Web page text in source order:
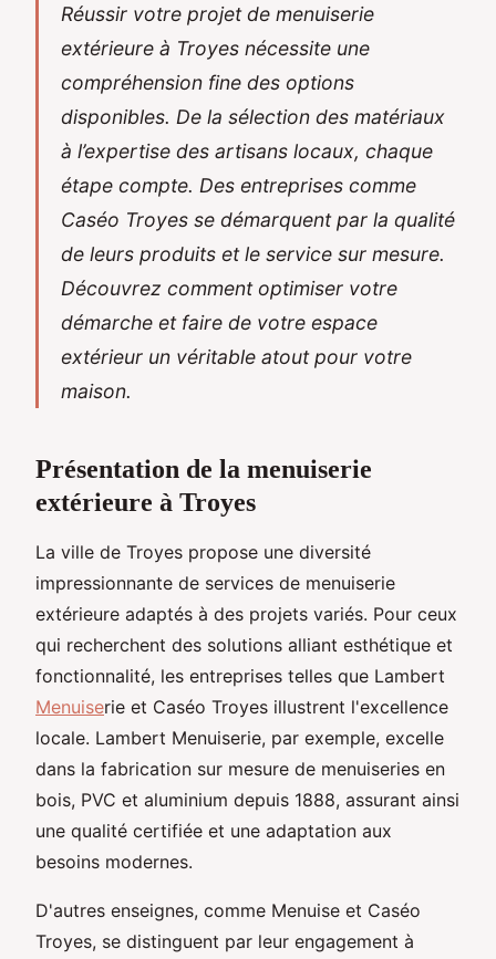
Réussir votre projet de menuiserie
extérieure à Troyes nécessite une
compréhension fine des options
disponibles. De la sélection des matériaux
à l’expertise des artisans locaux, chaque
étape compte. Des entreprises comme
Caséo Troyes se démarquent par la qualité
de leurs produits et le service sur mesure.
Découvrez comment optimiser votre
démarche et faire de votre espace
extérieur un véritable atout pour votre
maison.
Présentation de la menuiserie
extérieure à Troyes
La ville de Troyes propose une diversité
impressionnante de services de menuiserie
extérieure adaptés à des projets variés. Pour ceux
qui recherchent des solutions alliant esthétique et
fonctionnalité, les entreprises telles que Lambert
Menuiserie et Caséo Troyes illustrent l'excellence
locale. Lambert Menuiserie, par exemple, excelle
dans la fabrication sur mesure de menuiseries en
bois, PVC et aluminium depuis 1888, assurant ainsi
une qualité certifiée et une adaptation aux
besoins modernes.
D'autres enseignes, comme Menuise et Caséo
Troyes, se distinguent par leur engagement à